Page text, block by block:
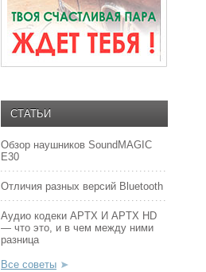
СТАТЬИ
Обзор наушников SoundMAGIC
E30
Отличия разных версий Bluetooth
Аудио кодеки APTX И APTX HD
— что это, и в чем между ними
разница
Все советы